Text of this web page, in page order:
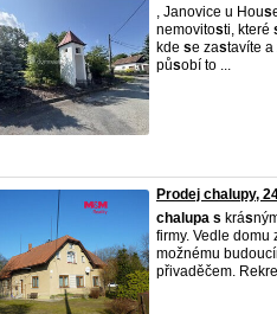
, Janovice u Hous
nemovitosti, které
kde se zastavíte a
působí to ...
Prodej chalupy,
chalupa s krás
firmy. Vedle domu
možnému
přivaděčem.